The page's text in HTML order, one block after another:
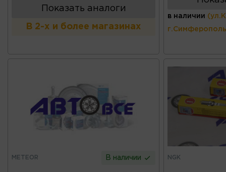
Показать аналоги
В 2-х и более магазинах
в наличии
METEOR В наличии NGK